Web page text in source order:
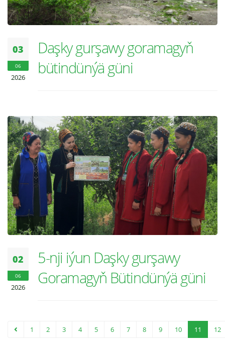
03
06
2026
Daşky gurşawy goramagyň
bütindünýä güni
02
06
2026
5-nji iýun Daşky gurşawy
Goramagyň Bütindünýä güni
1 2 3 4 5 6 7 8 9 10 11 12